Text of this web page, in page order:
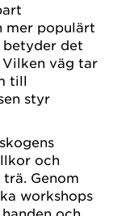
mer populärt
betyder det
väg tar
till
styr
och
Genom
workshops
och